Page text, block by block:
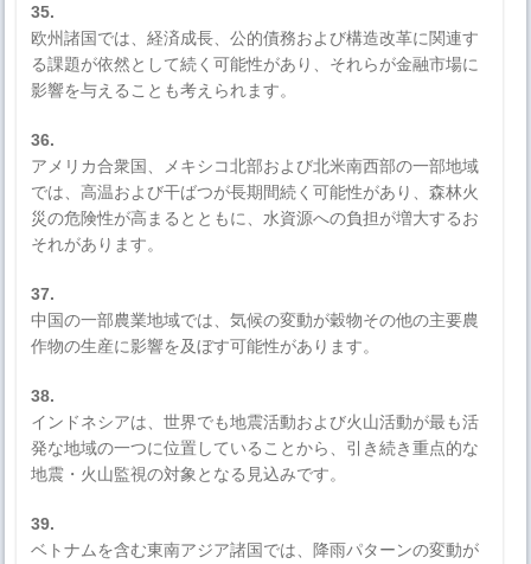
35.
欧州諸国では、経済成長、公的債務および構造改革に関連す
る課題が依然として続く可能性があり、それらが金融市場に
影響を与えることも考えられます。
36.
アメリカ合衆国、メキシコ北部および北米南西部の一部地域
では、高温および干ばつが長期間続く可能性があり、森林火
災の危険性が高まるとともに、水資源への負担が増大するお
それがあります。
37.
中国の一部農業地域では、気候の変動が穀物その他の主要農
作物の生産に影響を及ぼす可能性があります。
38.
インドネシアは、世界でも地震活動および火山活動が最も活
発な地域の一つに位置していることから、引き続き重点的な
地震・火山監視の対象となる見込みです。
39.
ベトナムを含む東南アジア諸国では、降雨パターンの変動が